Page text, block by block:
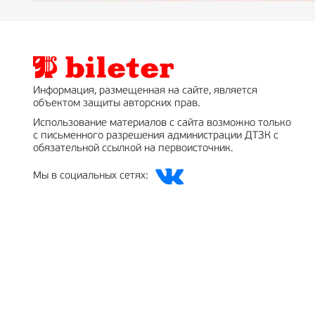
Информация, размещенная на сайте, является
объектом защиты авторских прав.
Использование материалов с сайта возможно только
с письменного разрешения администрации ДТЗК с
обязательной ссылкой на первоисточник.
Мы в социальных сетях: